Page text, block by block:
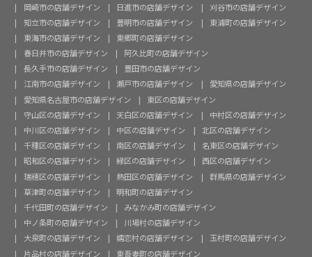
岡崎市の店舗デザイン
日進市の店舗デザイン
刈谷市の店舗デザイン
知立市の店舗デザイン
豊明市の店舗デザイン
東浦町の店舗デザイン
東海市の店舗デザイン
東郷町の店舗デザイン
春日井市の店舗デザイン
阿久比町の店舗デザイン
長久手市の店舗デザイン
豊田市の店舗デザイン
江南市の店舗デザイン
瀬戸市の店舗デザイン
愛知県の店舗デザイン
愛知県名古屋市の店舗デザイン
東区の店舗デザイン
守山区の店舗デザイン
天白区の店舗デザイン
中村区の店舗デザイン
中川区の店舗デザイン
中区の店舗デザイン
北区の店舗デザイン
千種区の店舗デザイン
南区の店舗デザイン
名東区の店舗デザイン
昭和区の店舗デザイン
緑区の店舗デザイン
西区の店舗デザイン
瑞穂区の店舗デザイン
熱田区の店舗デザイン
群馬県の店舗デザイン
草津町の店舗デザイン
明和町の店舗デザイン
千代田町の店舗デザイン
みなかみ町の店舗デザイン
中ノ条町の店舗デザイン
川場村の店舗デザイン
大泉町の店舗デザイン
嬬恋村の店舗デザイン
玉村町の店舗デザイン
片品村の店舗デザイン
東吾妻町の店舗デザイン